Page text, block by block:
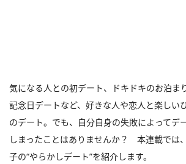
気になる人との初デート、ドキドキのお泊ま
記念日デートなど、好きな人や恋人と楽しい
のデート。でも、自分自身の失敗によってデ
しまったことはありませんか？ 本連載では
子の“やらかしデート”を紹介します。